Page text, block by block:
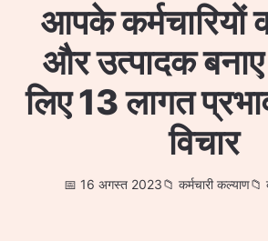
आपके कर्मचारियों
और उत्पादक
लिए 13 लागत
विचार
16 अगस्त 2023 कर्मचारी कल्याण